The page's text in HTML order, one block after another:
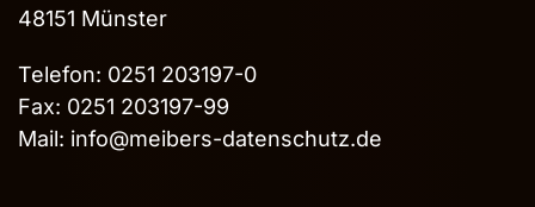
48151 Münster
Telefon: 0251 203197-0
Fax: 0251 203197-99
Mail: info@meibers-datenschutz.de